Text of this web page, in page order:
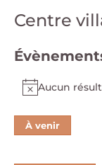
Centre
Notice
Aucun
À venir